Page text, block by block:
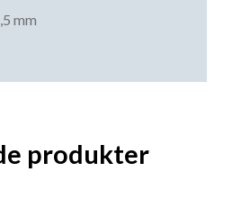
mm
produkter